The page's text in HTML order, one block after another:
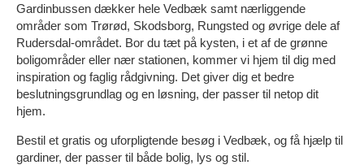
Gardinbussen dækker hele Vedbæk samt nærliggende
områder som Trørød, Skodsborg, Rungsted og øvrige dele af
Rudersdal-området. Bor du tæt på kysten, i et af de grønne
boligområder eller nær stationen, kommer vi hjem til dig med
inspiration og faglig rådgivning. Det giver dig et bedre
beslutningsgrundlag og en løsning, der passer til netop dit
hjem.
Bestil et gratis og uforpligtende besøg i Vedbæk, og få hjælp til
gardiner, der passer til både bolig, lys og stil.